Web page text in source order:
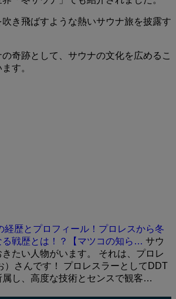
き飛ばすような熱いサウナ旅を披露す
奇跡として、サウナの文化を広めるこ
す。
経歴とプロフィール！プロレスから冬
戦歴とは！？【マツコの知ら… サウ
たい人物がいます。 それは、プロレ
）さんです！ プロレスラーとしてDDT
属し、高度な技術とセンスで観客…